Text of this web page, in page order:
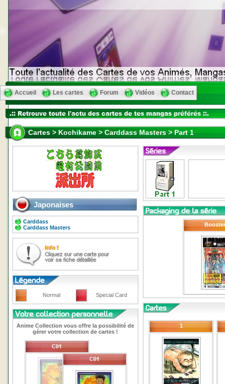
Accueil Les cartes Forum Vidéos Contact
Cartes > Kochikame > Carddass Masters > Part 1
Japonaises
Carddass
Carddass Masters
Normal Special Card
Anime Collection vous offre la possibilité de
gérer votre collection de cartes !
Booster
1